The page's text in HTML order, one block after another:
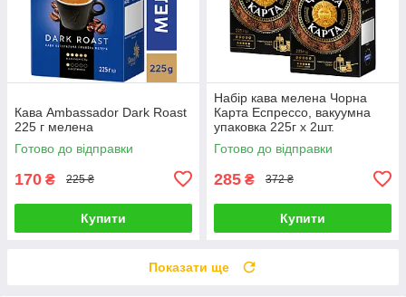
Кава Ambassador Dark Roast
225 г мелена
Готово до відправки
170 ₴ 225 ₴
Купити
Набір кава мелена Чорна
Карта Еспрессо, вакуумна
упаковка 225г х 2шт.
Готово до відправки
285 ₴ 372 ₴
Купити
Показати ще